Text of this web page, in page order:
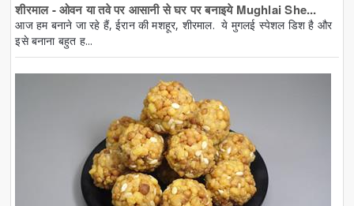
शीरमाल - ओवन या तवे पर आसानी से घर पर बनाइये Mughlai She...
आज हम बनाने जा रहे हैं, ईरान की मशहूर, शीरमाल. ये मुगलई स्पेशल डिश है और
इसे बनाना बहुत ह...